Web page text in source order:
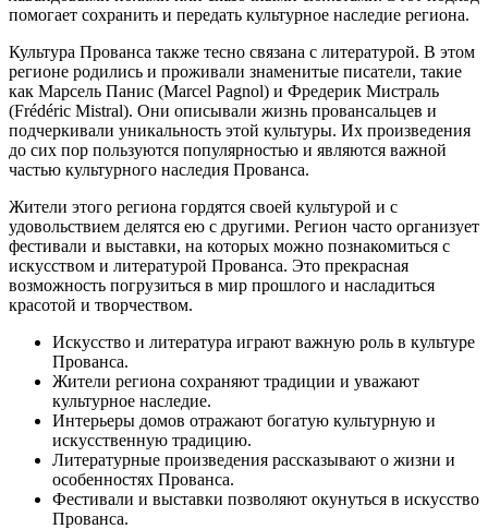
помогает сохранить и передать культурное наследие региона.
Культура Прованса также тесно связана с литературой. В этом
регионе родились и проживали знаменитые писатели, такие
как Марсель Панис (Marcel Pagnol) и Фредерик Мистраль
(Frédéric Mistral). Они описывали жизнь провансальцев и
подчеркивали уникальность этой культуры. Их произведения
до сих пор пользуются популярностью и являются важной
частью культурного наследия Прованса.
Жители этого региона гордятся своей культурой и с
удовольствием делятся ею с другими. Регион часто организует
фестивали и выставки, на которых можно познакомиться с
искусством и литературой Прованса. Это прекрасная
возможность погрузиться в мир прошлого и насладиться
красотой и творчеством.
Искусство и литература играют важную роль в культуре
Прованса.
Жители региона сохраняют традиции и уважают
культурное наследие.
Интерьеры домов отражают богатую культурную и
искусственную традицию.
Литературные произведения рассказывают о жизни и
особенностях Прованса.
Фестивали и выставки позволяют окунуться в искусство
Прованса.